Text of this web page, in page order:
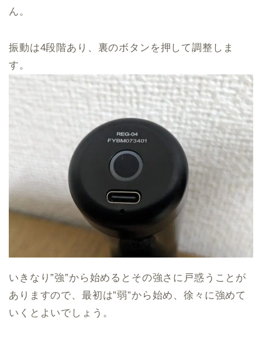
ん。
振動は4段階あり、裏のボタンを押して調整しま
す。
いきなり”強”から始めるとその強さに戸惑うことが
ありますので、最初は”弱”から始め、徐々に強めて
いくとよいでしょう。